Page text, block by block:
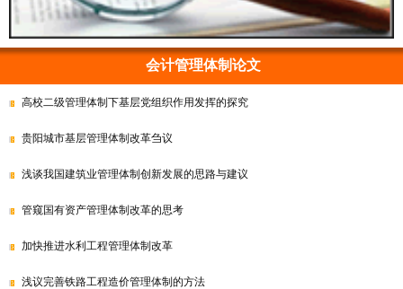
会计管理体制论文
高校二级管理体制下基层党组织作用发挥的探究
贵阳城市基层管理体制改革刍议
浅谈我国建筑业管理体制创新发展的思路与建议
管窥国有资产管理体制改革的思考
加快推进水利工程管理体制改革
浅议完善铁路工程造价管理体制的方法